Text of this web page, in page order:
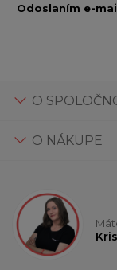
Odoslaním e-
O
O NÁKUPE